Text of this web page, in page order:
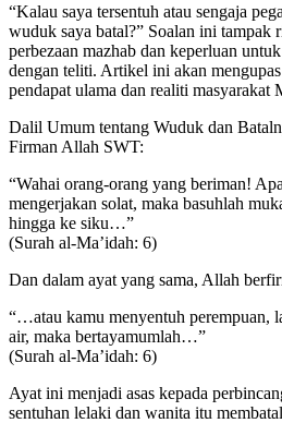
“Kalau saya tersentuh atau sengaja
wuduk saya batal?” Soalan ini tampak
perbezaan mazhab dan keperluan
dengan teliti. Artikel ini akan
pendapat ulama dan realiti masyarakat
Dalil Umum tentang Wuduk dan
Firman Allah SWT:
“Wahai orang-orang yang beriman!
mengerjakan solat, maka basuhlah
hingga ke siku…”
(Surah al-Ma’idah: 6)
Dan dalam ayat yang sama, Allah
“…atau kamu menyentuh perempuan,
air, maka bertayamumlah…”
(Surah al-Ma’idah: 6)
Ayat ini menjadi asas kepada
sentuhan lelaki dan wanita itu